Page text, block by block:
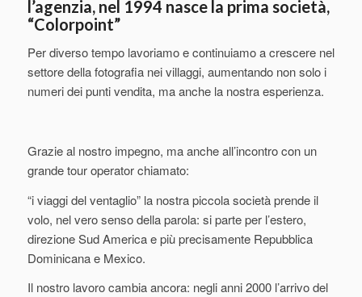
l’agenzia, nel 1994 nasce la prima società,
“Colorpoint”
Per diverso tempo lavoriamo e continuiamo a crescere nel
settore della fotografia nei villaggi, aumentando non solo i
numeri dei punti vendita, ma anche la nostra esperienza.
Grazie al nostro impegno, ma anche all’incontro con un
grande tour operator chiamato:
“i viaggi del ventaglio” la nostra piccola società prende il
volo, nel vero senso della parola: si parte per l’estero,
direzione Sud America e più precisamente Repubblica
Dominicana e Mexico.
Il nostro lavoro cambia ancora: negli anni 2000 l’arrivo del